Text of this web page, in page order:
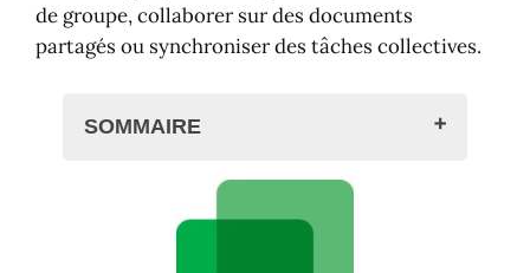
de groupe, collaborer sur des documents
partagés ou synchroniser des tâches collectives.
SOMMAIRE
Google Chat ?
Google Chat dans Gmail